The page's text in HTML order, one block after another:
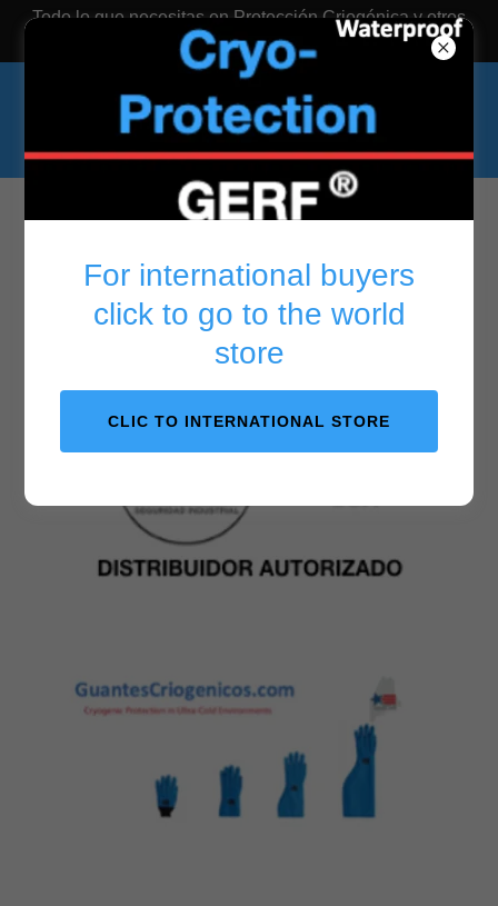
Todo lo que necesitas en Protección Criogénica y otros
equipos especiales
A
For international buyers
click to go to the world
store
CLIC TO INTERNATIONAL STORE